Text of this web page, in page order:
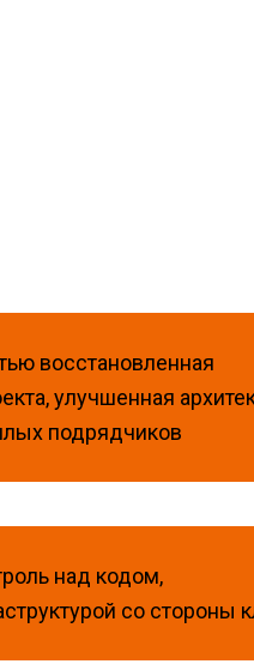
восстановленная
улучшенная
подрядчиков
над кодом,
со стороны